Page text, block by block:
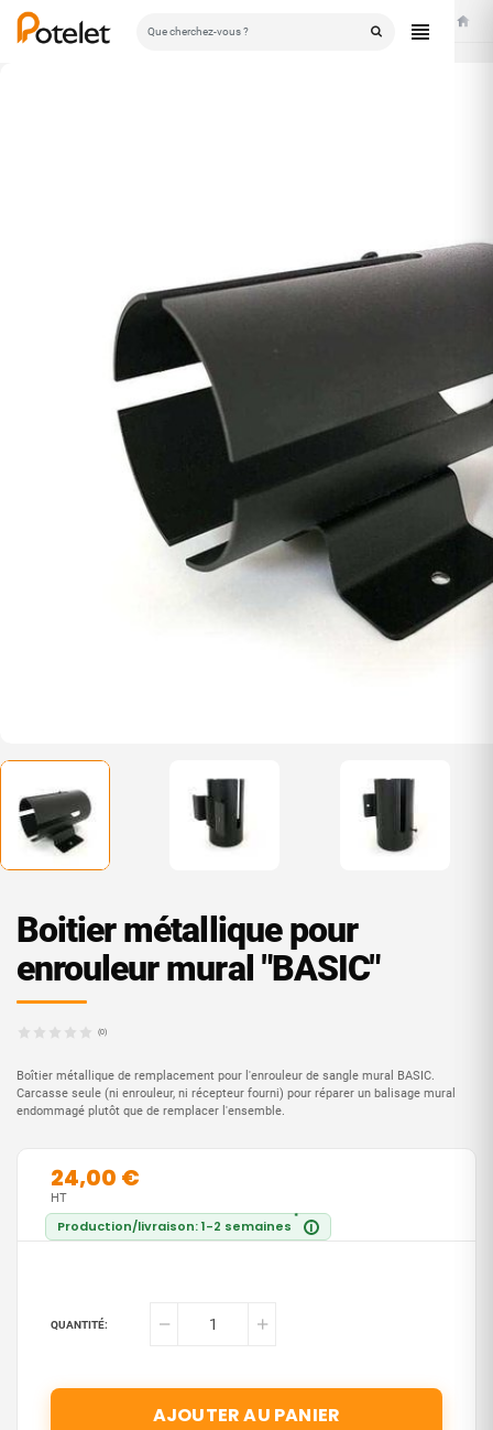
Boitier métallique pour
enrouleur mural "BASIC"
(0)
Boîtier métallique de remplacement pour l'enrouleur de sangle mural BASIC.
Carcasse seule (ni enrouleur, ni récepteur fourni) pour réparer un balisage mural
endommagé plutôt que de remplacer l'ensemble.
24,00 €
Production/livraison: 1-2 semaines *
i
HT
QUANTITÉ:
AJOUTER AU PANIER